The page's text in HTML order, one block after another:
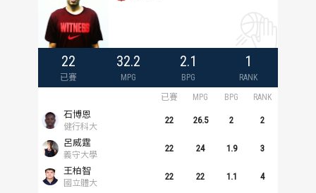
22
已賽
32.2
MPG
2.1
BPG
1
RANK
已賽
MPG BPG RANK
石博恩
健行科大
22 26.5 2 2
呂威霆
義守大學
22 24 1.9 3
王柏智
國立體大
22 22 1.1 4